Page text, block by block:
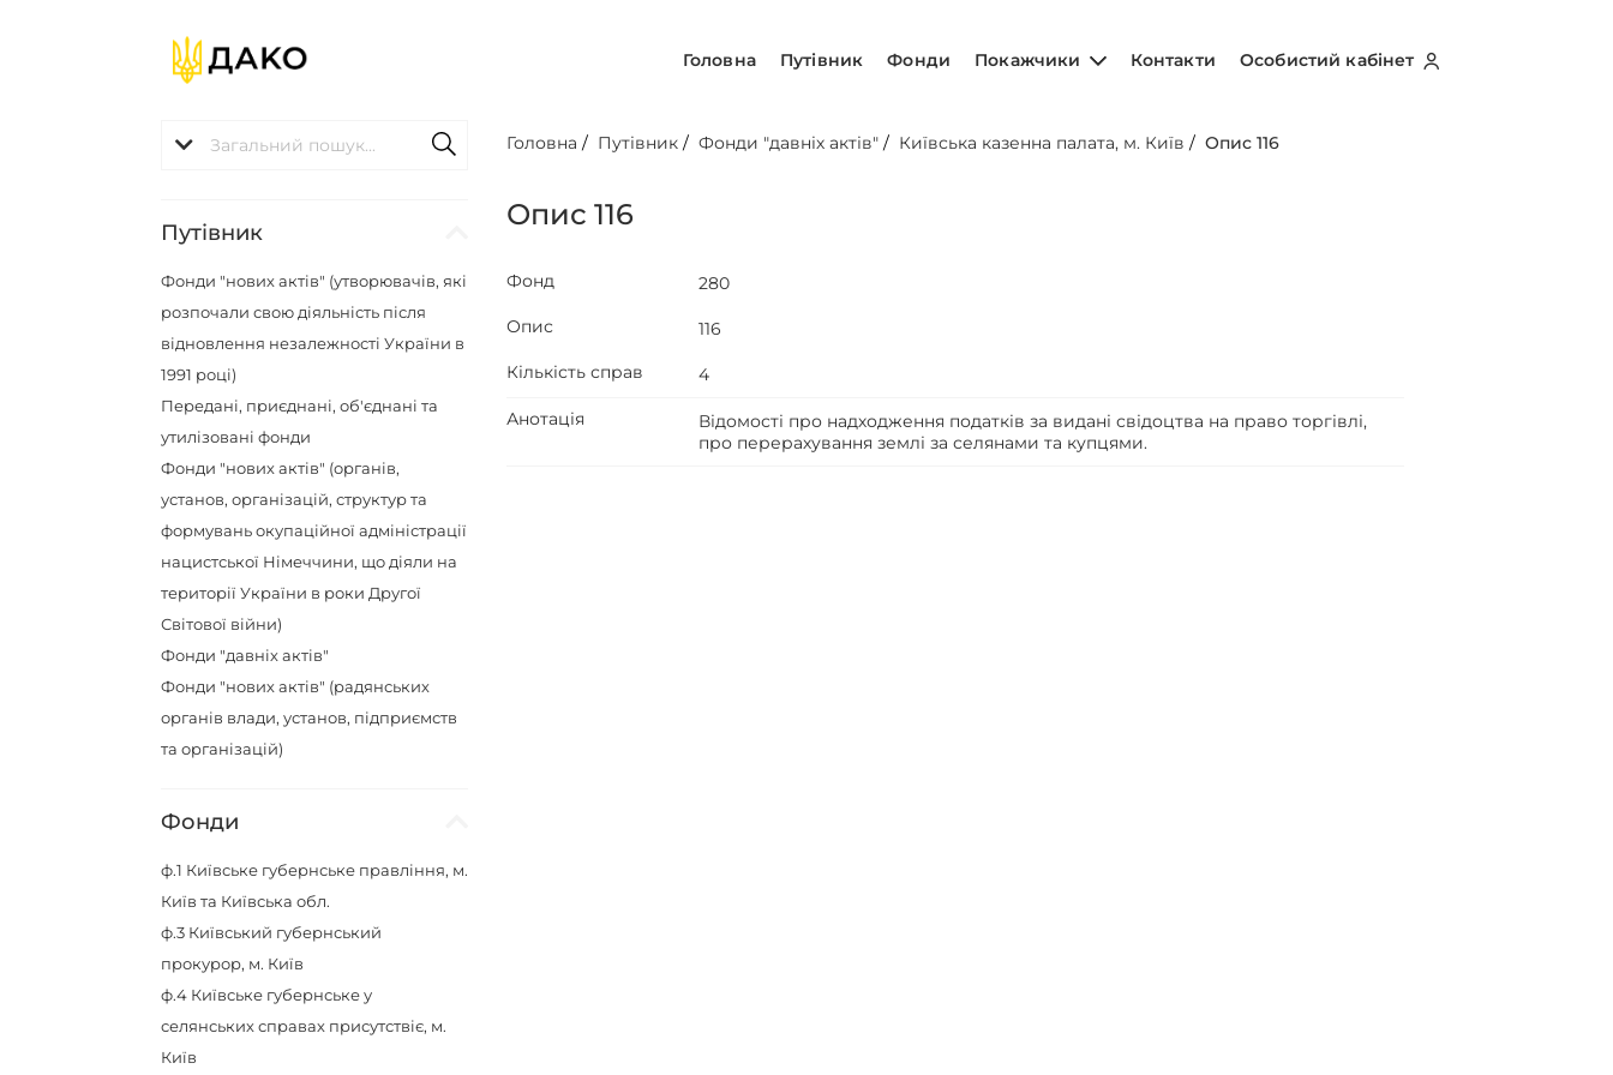
Головна Путівник Фонди Покажчики Контакти Особистий кабінет
Путівник
Фонди "нових актів" (утворювачів, які
розпочали свою діяльність після
відновлення незалежності України в
1991 році)
Передані, приєднані, об'єднані та
утилізовані фонди
Фонди "нових актів" (органів,
установ, організацій, структур та
формувань окупаційної адміністрації
нацистської Німеччини, що діяли на
території України в роки Другої
Світової війни)
Фонди "давніх актів"
Фонди "нових актів" (радянських
органів влади, установ, підприємств
та організацій)
Фонди
ф.1 Київське губернське правління, м.
Київ та Київська обл.
ф.3 Київський губернський
прокурор, м. Київ
ф.4 Київське губернське у
селянських справах присутствіє, м.
Київ
Головна / Путівник /Фонди "давніх актів" / Київська казенна палата, м. Київ /Опис 116
Опис 116
Фонд
280
Опис
116
Кількість справ
4
Анотація
Відомості про надходження податків за видані свідоцтва на право торгівлі,
про перерахування землі за селянами та купцями.